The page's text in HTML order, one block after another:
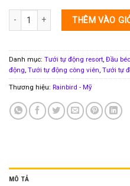
Vòi phun rotor 3504PC nhô cao khi
THÊM VÀO
Danh mục: Tưới tự động resort, Đầu
động, Tưới tự động công viên, Tưới tự
Thương hiệu: Rainbird - Mỹ
MÔ TẢ